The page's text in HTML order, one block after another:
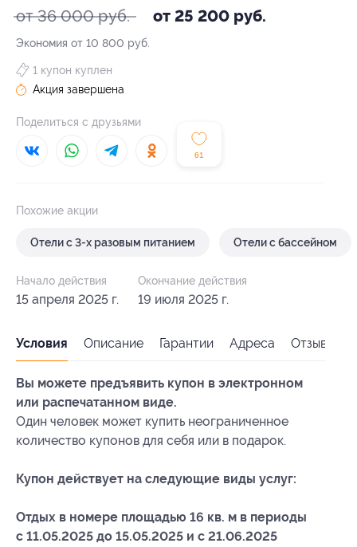
от 36 000 руб. от 25 200 руб.
Экономия от 10 800 руб.
61
1 купон куплен
Акция завершена
Поделиться с друзьями
Похожие акции
Отели с 3-х разовым питанием Отели с бассейном
Начало действия
15 апреля 2025 г.
Окончание действия
19 июля 2025 г.
Условия Описание Гарантии Адреса Отзывы
Вы можете предъявить купон в электронном
или распечатанном виде.
Один человек может купить неограниченное
количество купонов для себя или в подарок.
Купон действует на следующие виды услуг:
Отдых в номере площадью 16 кв. м в периоды
с 11.05.2025 до 15.05.2025 и с 21.06.2025